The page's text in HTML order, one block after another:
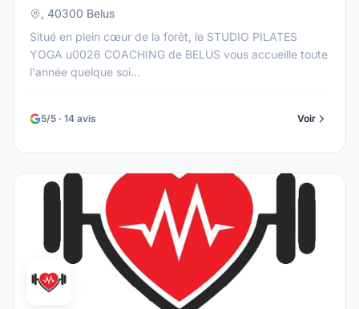
, 40300 Belus
Situé en plein cœur de la forêt, le STUDIO PILATES
YOGA u0026 COACHING de BELUS vous accueille toute
l'année quelque soi...
5/5 · 14 avis Voir